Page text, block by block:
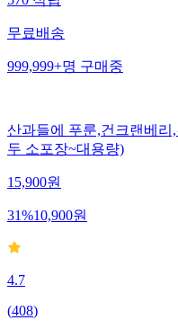
무료배송
999,999+명 구매중
산과들에 푸룬,건크랜베
두 소포장~대용량)
15,900원
31%10,900원
4.7
(408)